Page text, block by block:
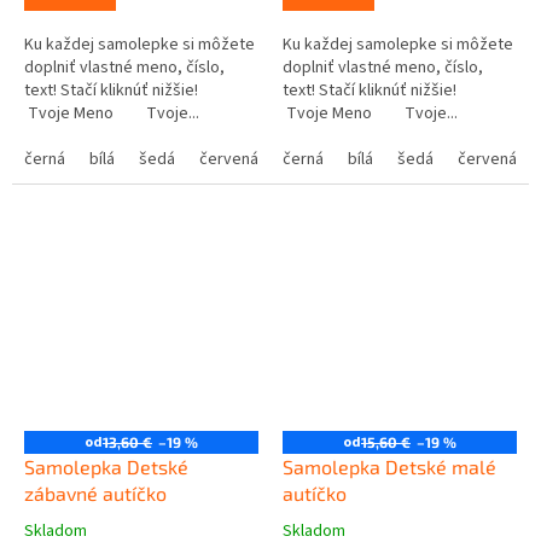
Ku každej samolepke si môžete
doplniť vlastné meno, číslo,
text! Stačí kliknúť nižšie!
Tvoje Meno Tvoje...
černá
bílá šedá červená modrá žlutá zelená růžová
Ku každej samolepke si môžete
doplniť vlastné meno, číslo,
text! Stačí kliknúť nižšie!
Tvoje Meno Tvoje...
černá
bílá šedá červená
od13,60 € –19 %
Samolepka Detské
zábavné autíčko
Skladom
od15,60 € –19 %
Samolepka Detské malé
autíčko
Skladom